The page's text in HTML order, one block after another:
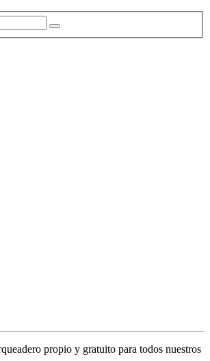
propio y gratuito para todos nuestros